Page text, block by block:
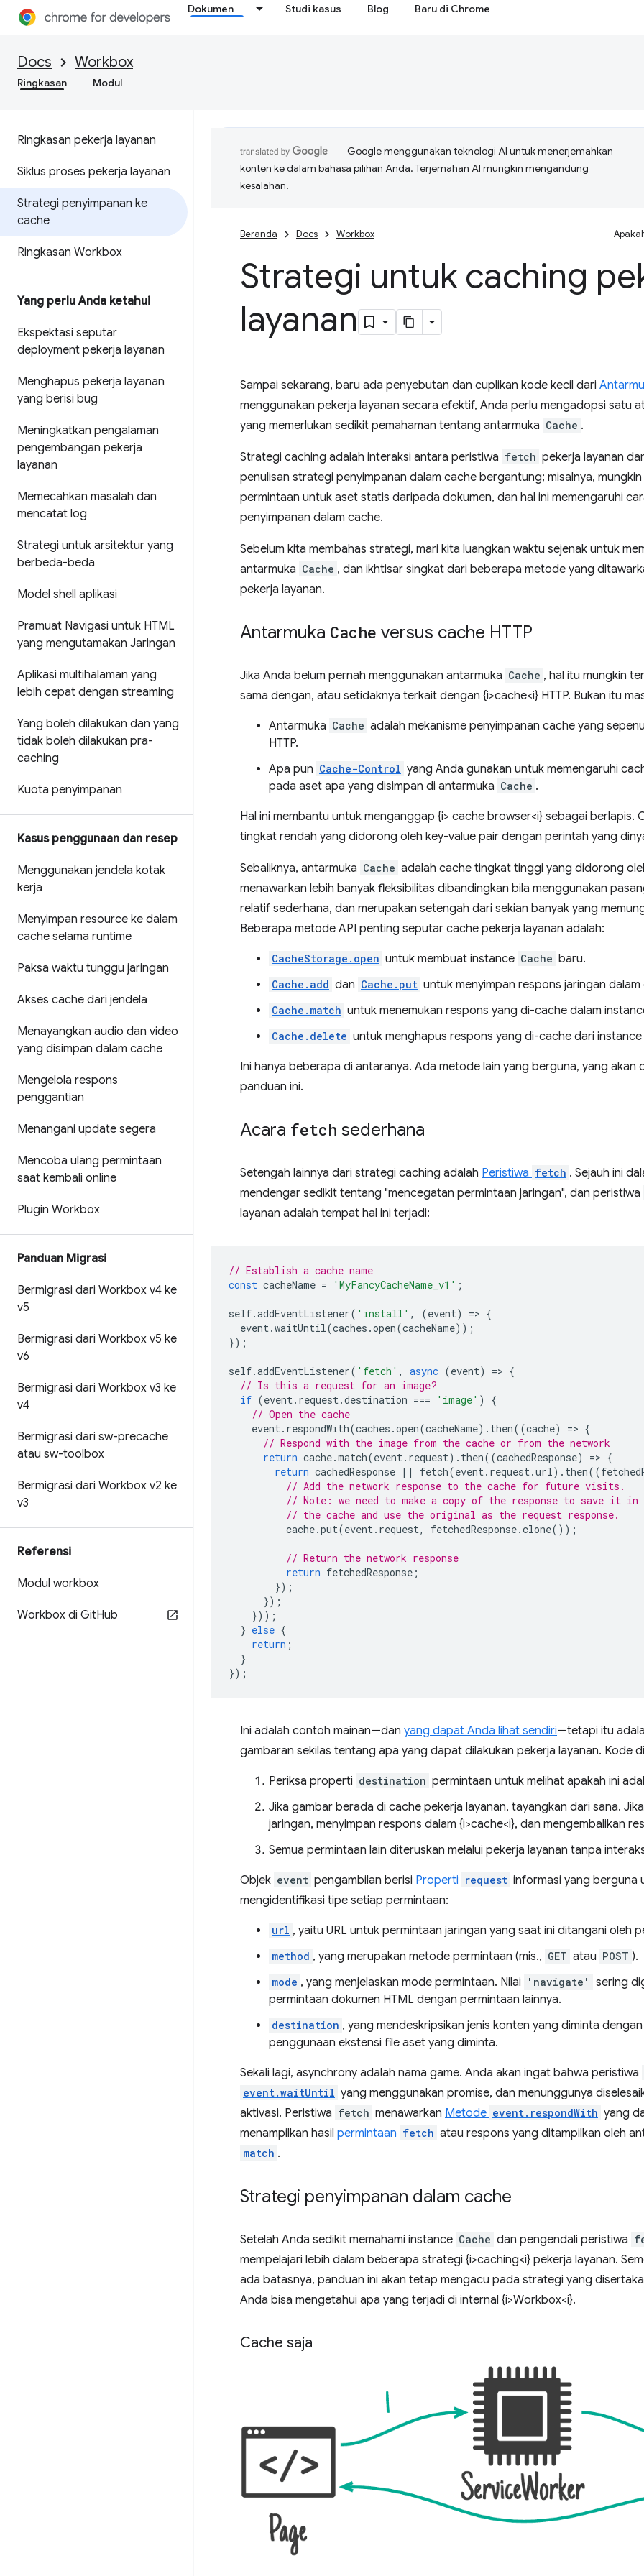
Dokumen Studi kasus Blog Baru di Chrome
Docs Workbox
Ringkasan Modul
Ringkasan pekerja layanan
Siklus proses pekerja layanan
Strategi penyimpanan ke
cache
Ringkasan Workbox
Yang perlu Anda ketahui
Ekspektasi seputar
deployment pekerja layanan
Menghapus pekerja layanan
yang berisi bug
Meningkatkan pengalaman
pengembangan pekerja
layanan
Memecahkan masalah dan
mencatat log
Strategi untuk arsitektur yang
berbeda-beda
Model shell aplikasi
Pramuat Navigasi untuk HTML
yang mengutamakan Jaringan
Aplikasi multihalaman yang
lebih cepat dengan streaming
Yang boleh dilakukan dan yang
tidak boleh dilakukan pra-
caching
Kuota penyimpanan
Kasus penggunaan dan resep
Menggunakan jendela kotak
kerja
Menyimpan resource ke dalam
cache selama runtime
Paksa waktu tunggu jaringan
Akses cache dari jendela
Menayangkan audio dan video
yang disimpan dalam cache
Mengelola respons
penggantian
Menangani update segera
Mencoba ulang permintaan
saat kembali online
Plugin Workbox
Panduan Migrasi
Bermigrasi dari Workbox v4 ke
v5
Bermigrasi dari Workbox v5 ke
v6
Bermigrasi dari Workbox v3 ke
v4
Bermigrasi dari sw-precache
atau sw-toolbox
Bermigrasi dari Workbox v2 ke
v3
Referensi
Modul workbox
Workbox di GitHub
Google menggunakan teknologi AI untuk menerjemahkan
konten ke dalam bahasa pilihan Anda. Terjemahan AI mungkin mengandung
kesalahan.
Beranda Docs Workbox
Strategi untuk caching
layanan
Sampai sekarang, baru ada penyebutan dan cuplikan kode kecil dari
menggunakan pekerja layanan secara efektif, Anda perlu mengadopsi satu
yang memerlukan sedikit pemahaman tentang antarmuka Cache .
Strategi caching adalah interaksi antara peristiwa fetch pekerja layanan
penulisan strategi penyimpanan dalam cache bergantung; misalnya,
permintaan untuk aset statis daripada dokumen, dan hal ini memengaruhi
penyimpanan dalam cache.
Sebelum kita membahas strategi, mari kita luangkan waktu sejenak untuk
antarmuka Cache , dan ikhtisar singkat dari beberapa metode yang
pekerja layanan.
Antarmuka Cache versus cache HTTP
Jika Anda belum pernah menggunakan antarmuka Cache , hal itu mungkin
sama dengan, atau setidaknya terkait dengan {i>cache<i} HTTP. Bukan itu
Antarmuka Cache adalah mekanisme penyimpanan cache yang
HTTP.
Apa pun Cache-Control yang Anda gunakan untuk memengaruhi
pada aset apa yang disimpan di antarmuka Cache .
Hal ini membantu untuk menganggap {i> cache browser<i} sebagai berlapis.
tingkat rendah yang didorong oleh key-value pair dengan perintah yang
Sebaliknya, antarmuka Cache adalah cache tingkat tinggi yang didorong
menawarkan lebih banyak fleksibilitas dibandingkan bila menggunakan
relatif sederhana, dan merupakan setengah dari sekian banyak yang
Beberapa metode API penting seputar cache pekerja layanan adalah:
CacheStorage.open untuk membuat instance Cache baru.
Cache.add dan Cache.put untuk menyimpan respons jaringan
Cache.match untuk menemukan respons yang di-cache dalam
Cache.delete untuk menghapus respons yang di-cache dari instance
Ini hanya beberapa di antaranya. Ada metode lain yang berguna, yang akan
panduan ini.
Acara fetch sederhana
Setengah lainnya dari strategi caching adalah Peristiwa fetch . Sejauh ini
mendengar sedikit tentang "mencegatan permintaan jaringan", dan peristiwa
layanan adalah tempat hal ini terjadi:
// Establish a cache name
const cacheName = 'MyFancyCacheName_v1' ;
self.addEventListener( 'install' , (event) => {
event.waitUntil(caches .open(cacheName));
});
self.addEventListener( 'fetch' , async (event) => {
// Is this a request for an image?
if (event. request.destination === 'image' )
{
// Open the cache
event. respondWith(caches .open(cacheName). then((cache) => {
// Respond with the image from the cache or from the network
return cache.match(event. request). then((cachedResponse) => {
return cachedResponse || fetch(event. request.url). then((
// Add the network response to the cache for future visits.
// Note: we need to make a copy of the response to save it in
// the cache and use the original as the request response.
cache.put(event. request, fetchedResponse.clone());
// Return the network response
return fetchedResponse ;
});
});
}));
} else {
return ;
}
});
Ini adalah contoh mainan—dan yang dapat Anda lihat sendiri—tetapi itu
gambaran sekilas tentang apa yang dapat dilakukan pekerja layanan. Kode
Periksa properti destination permintaan untuk melihat apakah ini
Jika gambar berada di cache pekerja layanan, tayangkan dari sana.
jaringan, menyimpan respons dalam {i>cache<i}, dan mengembalikan
Semua permintaan lain diteruskan melalui pekerja layanan tanpa
Objek event pengambilan berisi Properti request informasi yang berguna
mengidentifikasi tipe setiap permintaan:
url , yaitu URL untuk permintaan jaringan yang saat ini ditangani oleh
method , yang merupakan metode permintaan (mis., GET atau POST ).
mode , yang menjelaskan mode permintaan. Nilai 'navigate'
sering
permintaan dokumen HTML dengan permintaan lainnya.
destination , yang mendeskripsikan jenis konten yang diminta
penggunaan ekstensi file aset yang diminta.
Sekali lagi, asynchrony adalah nama game. Anda akan ingat bahwa peristiwa
event.waitUntil yang menggunakan promise, dan menunggunya
aktivasi. Peristiwa fetch menawarkan Metode event.respondWith yang
menampilkan hasil permintaan fetch atau respons yang ditampilkan oleh
match .
Strategi penyimpanan dalam cache
Setelah Anda sedikit memahami instance Cache dan pengendali peristiwa
mempelajari lebih dalam beberapa strategi {i>caching<i} pekerja layanan.
ada batasnya, panduan ini akan tetap mengacu pada strategi yang
Anda bisa mengetahui apa yang terjadi di internal {i>Workbox<i}.
Cache saja